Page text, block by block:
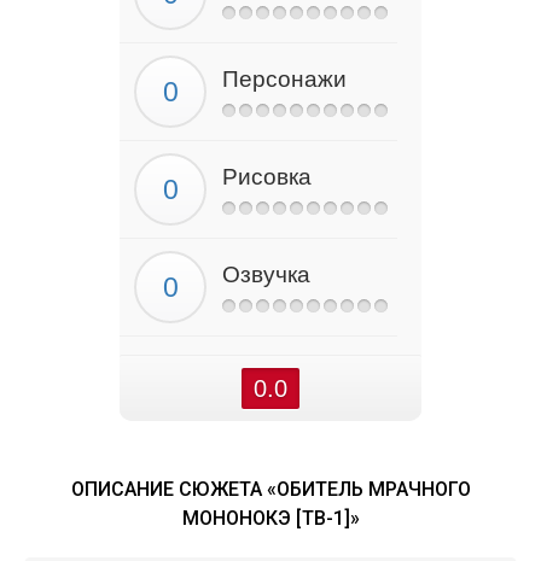
Персонажи
Рисовка
Озвучка
0.0
ОПИСАНИЕ СЮЖЕТА «ОБИТЕЛЬ МРАЧНОГО
МОНОНОКЭ [ТВ-1]»